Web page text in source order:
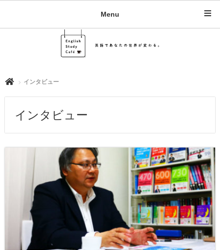
Menu
インタビュー
インタビュー